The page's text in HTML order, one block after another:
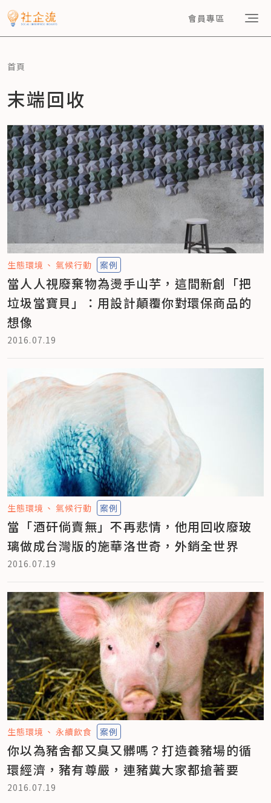
會員專區
首頁
末端回收
生態環境 氣候行動 案例
當人人視廢棄物為燙手山芋，這間新創「把
垃圾當寶貝」：用設計顛覆你對環保商品的
想像
2016.07.19
生態環境 氣候行動 案例
當「酒矸倘賣無」不再悲情，他用回收廢玻
璃做成台灣版的施華洛世奇，外銷全世界
2016.07.19
生態環境 永續飲食 案例
你以為豬舍都又臭又髒嗎？打造養豬場的循
環經濟，豬有尊嚴，連豬糞大家都搶著要
2016.07.19